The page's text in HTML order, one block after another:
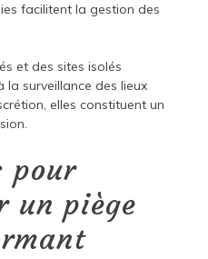
facilitent la gestion des
et des sites isolés
la surveillance des lieux
elles constituent un
pour
un piège